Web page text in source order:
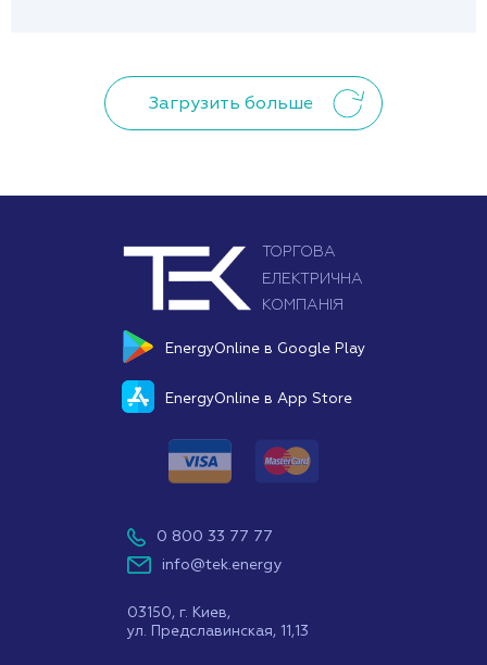
Загрузить больше
EnergyOnline в Google Play
EnergyOnline в App Store
0 800 33 77 77
info@tek.energy
03150, г. Киев,
ул. Предславинская, 11,13